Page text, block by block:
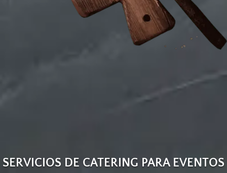
SERVICIOS DE CATERING PARA EVENTOS